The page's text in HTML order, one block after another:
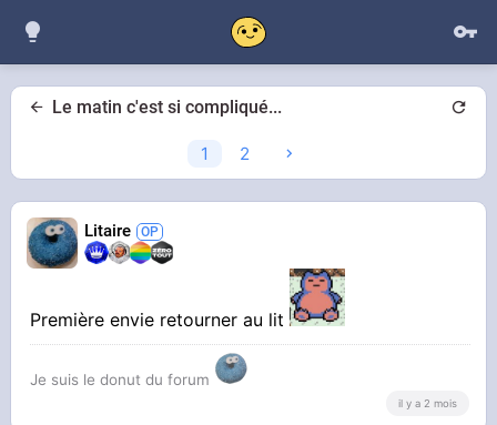
Le matin c'est si compliqué...
1 2
Litaire
Première envie retourner au lit
Je suis le donut du forum
il y a 2 mois